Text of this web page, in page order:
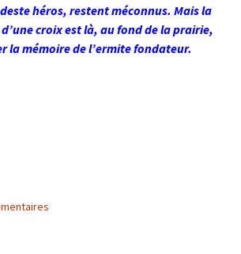
héros, restent méconnus. Mais la
croix est là, au fond de la prairie,
la mémoire de l’ermite fondateur.